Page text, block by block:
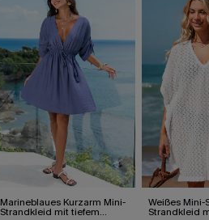
Marineblaues Kurzarm Mini-
Strandkleid mit tiefem
Weißes Mini-
Strandkleid